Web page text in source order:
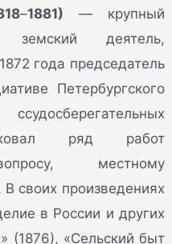
–1881) — крупный
земский деятель,
года председатель
Петербургского
ряд работ
местному
своих произведениях
в России и других
(1876), «Сельский быт